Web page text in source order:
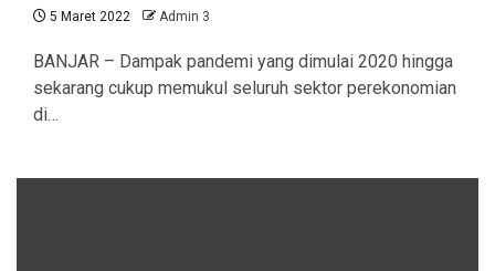
5 Maret 2022 Admin 3
BANJAR – Dampak pandemi yang dimulai 2020 hingga
sekarang cukup memukul seluruh sektor perekonomian
di…